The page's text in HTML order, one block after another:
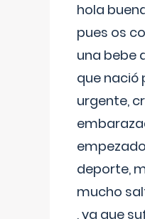
hola
pues os
una bebe
que nació
urgente,
deporte,
mucho
, ya que